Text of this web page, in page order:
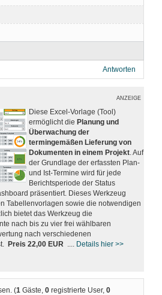
Antworten
ANZEIGE
Diese Excel-Vorlage (Tool)
ermöglicht die Planung und
Überwachung der
termingemäßen Lieferung von
Dokumenten in einem Projekt . Auf
der Grundlage der erfassten Plan-
und Ist-Termine wird für jede
Berichtsperiode der Status
präsentiert. Dieses Werkzeug
Tabellenvorlagen sowie die notwendigen
bietet das Werkzeug die
nach bis zu vier frei wählbaren
nach verschiedenen
Preis 22,00 EUR Details hier >>
(1 Gäste,0 registrierte User,0